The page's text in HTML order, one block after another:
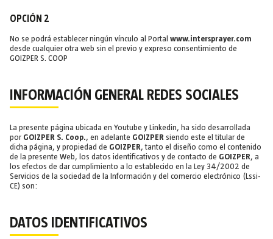
OPCIÓN 2
No se podrá establecer ningún vínculo al Portal www.intersprayer.com
desde cualquier otra web sin el previo y expreso consentimiento de
GOIZPER S. COOP
INFORMACIÓN GENERAL REDES SOCIALES
La presente página ubicada en Youtube y Linkedin, ha sido desarrollada
por GOIZPER S. Coop., en adelante GOIZPER siendo este el titular de
dicha página, y propiedad de GOIZPER, tanto el diseño como el contenido
de la presente Web, los datos identificativos y de contacto de GOIZPER, a
los efectos de dar cumplimiento a lo establecido en la Ley 34/2002 de
Servicios de la sociedad de la Información y del comercio electrónico (Lssi-
CE) son:
DATOS IDENTIFICATIVOS